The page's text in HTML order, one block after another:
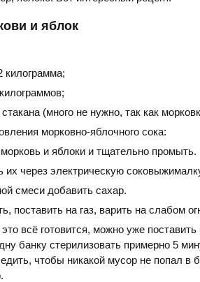
и яблок
килограмма;
(много не нужно, так как
морковно-яблочного сока:
и яблоки и тщательно промыть.
их через электрическую
смеси добавить сахар.
поставить на газ, варить на слабом
всё готовится, можно уже
банку стерилизовать примерно 5
чтобы никакой мусор не попал в